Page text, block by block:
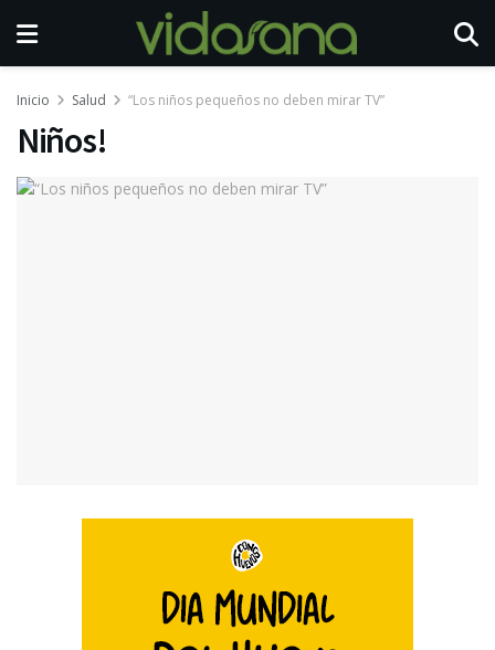
Inicio Salud “Los niños pequeños no deben mirar TV”
Niños!